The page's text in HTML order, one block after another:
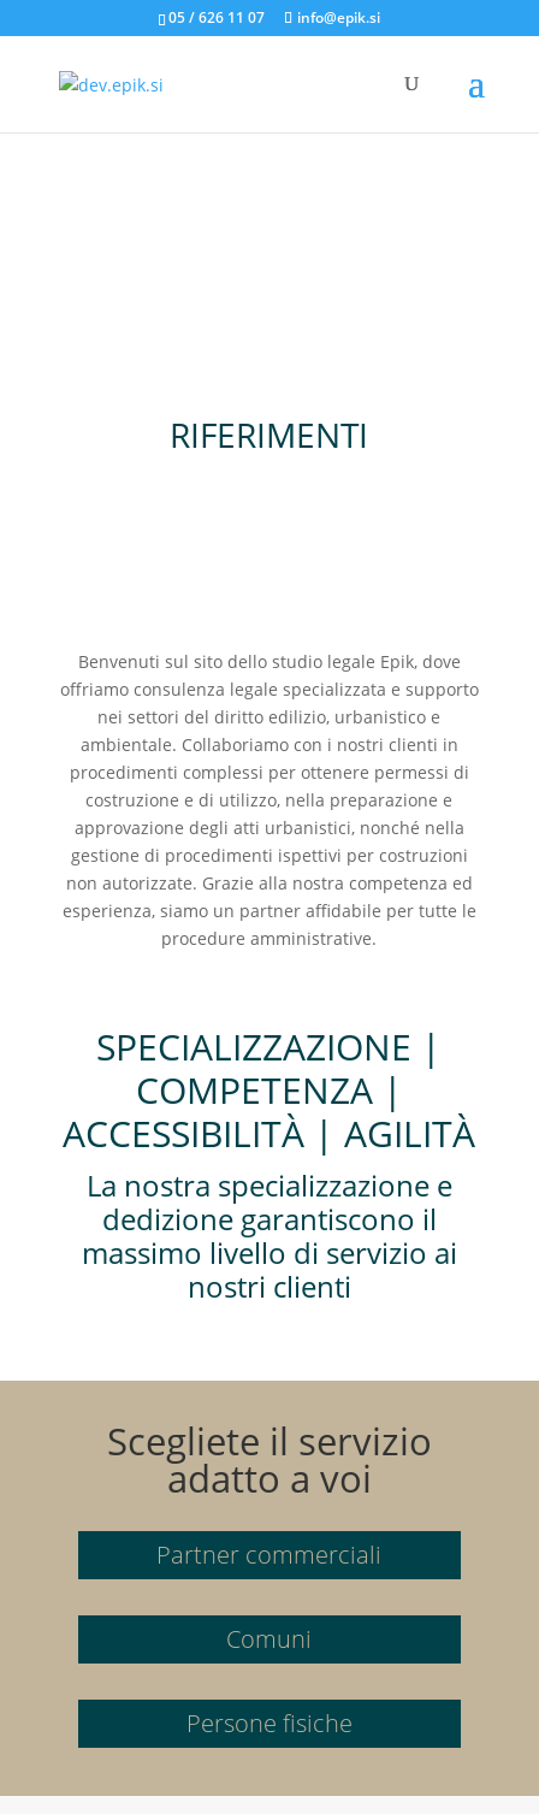
05 / 626 11 07 info@epik.si
RIFERIMENTI
Benvenuti sul sito dello studio legale Epik, dove
offriamo consulenza legale specializzata e supporto
nei settori del diritto edilizio, urbanistico e
ambientale. Collaboriamo con i nostri clienti in
procedimenti complessi per ottenere permessi di
costruzione e di utilizzo, nella preparazione e
approvazione degli atti urbanistici, nonché nella
gestione di procedimenti ispettivi per costruzioni
non autorizzate. Grazie alla nostra competenza ed
esperienza, siamo un partner affidabile per tutte le
procedure amministrative.
SPECIALIZZAZIONE |
COMPETENZA |
ACCESSIBILITÀ | AGILITÀ
La nostra specializzazione e
dedizione garantiscono il
massimo livello di servizio ai
nostri clienti
Scegliete il servizio
adatto a voi
Partner commerciali
Comuni
Persone fisiche